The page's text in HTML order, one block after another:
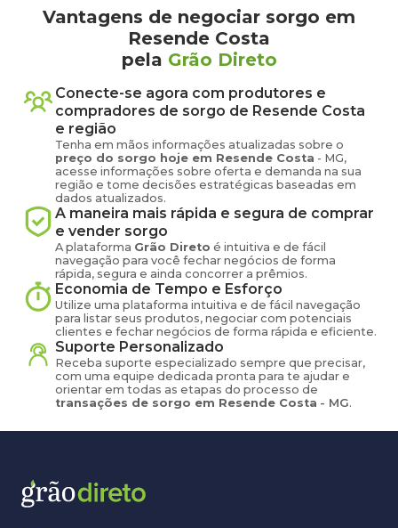
Vantagens de negociar sorgo em
Resende Costa
pela Grão Direto
Conecte-se agora com produtores e
compradores de sorgo de Resende Costa
e região
Tenha em mãos informações atualizadas sobre o
preço do sorgo hoje em Resende Costa - MG,
acesse informações sobre oferta e demanda na sua
região e tome decisões estratégicas baseadas em
dados atualizados.
A maneira mais rápida e segura de comprar
e vender sorgo
A plataforma Grão Direto é intuitiva e de fácil
navegação para você fechar negócios de forma
rápida, segura e ainda concorrer a prêmios.
Economia de Tempo e Esforço
Utilize uma plataforma intuitiva e de fácil navegação
para listar seus produtos, negociar com potenciais
clientes e fechar negócios de forma rápida e eficiente.
Suporte Personalizado
Receba suporte especializado sempre que precisar,
com uma equipe dedicada pronta para te ajudar e
orientar em todas as etapas do processo de
transações de sorgo em Resende Costa - MG.